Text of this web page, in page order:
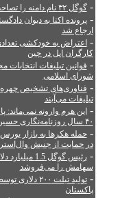
-گوگل ۳۲ نام دامنه را تصاحب کرد
-پرونده اکتا به دیوان
ارجاع شد
- اعتراض به خودکشی
کارگران اپل در چین
- قوانین تبلیغات انتخابات
شورای اسلامی
- فناوری‌های تشخیص
تبلیغات می‌آیند
-این هرم وارونه نمی‌ماند:
۴۰ سال روزنامه‌نگاری حسین قندی
-حمله هکرها به بازار بورس
در حمایت از جنبش
-
رئیس گوگل 1.5 میلیارد
سهامش را می‌فروشد
-
تولید تبلت ۲۰۰
پاکستان